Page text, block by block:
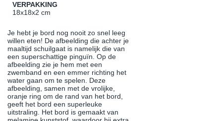
VERPAKKING
18x18x2 cm
Je hebt je bord nog nooit zo snel leeg
willen eten! De afbeelding die achter je
maaltijd schuilgaat is namelijk die van
een superschattige pinguïn. Op de
afbeelding zie je hem met een
zwemband en een emmer richting het
water gaan om te spelen. Deze
afbeelding, samen met de vrolijke,
oranje ring om de rand van het bord,
geeft het bord een superleuke
uitstraling. Het bord is gemaakt van